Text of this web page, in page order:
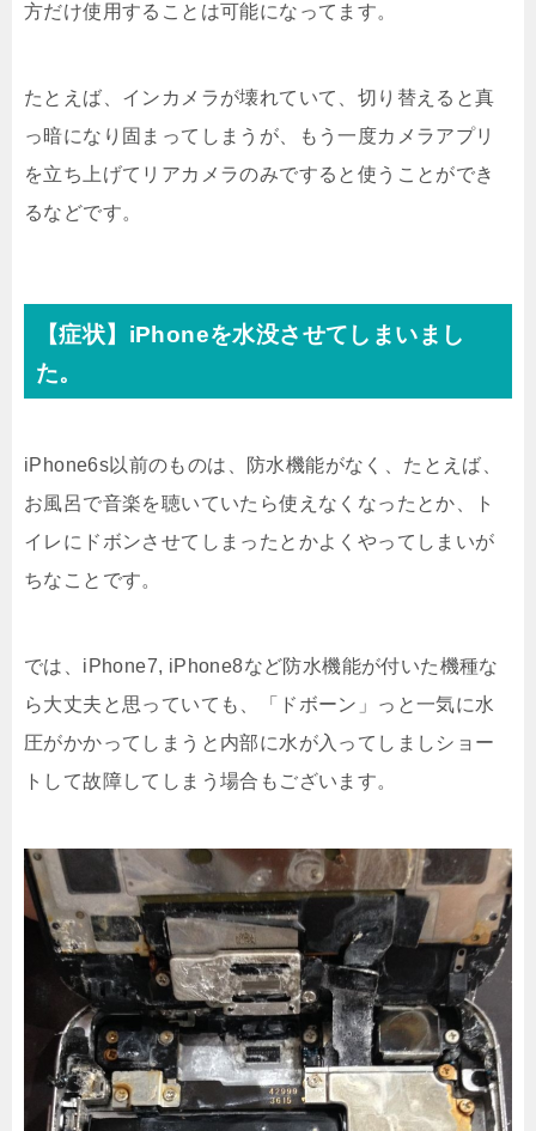
方だけ使用することは可能になってます。
たとえば、インカメラが壊れていて、切り替えると真
っ暗になり固まってしまうが、もう一度カメラアプリ
を立ち上げてリアカメラのみですると使うことができ
るなどです。
【症状】iPhoneを水没させてしまいまし
た。
iPhone6s以前のものは、防水機能がなく、たとえば、
お風呂で音楽を聴いていたら使えなくなったとか、ト
イレにドボンさせてしまったとかよくやってしまいが
ちなことです。
では、iPhone7, iPhone8など防水機能が付いた機種な
ら大丈夫と思っていても、「ドボーン」っと一気に水
圧がかかってしまうと内部に水が入ってしましショー
トして故障してしまう場合もございます。